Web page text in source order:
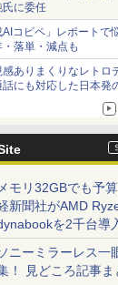
氏に委任
コピペ」レポートで
・落単・減点も
ありまくりなレトロ
にも対応した日本発
メモリ32GBでも予
新聞社がAMD
を2千台導
ニーミラーレス一
！ 見どころ記事ま